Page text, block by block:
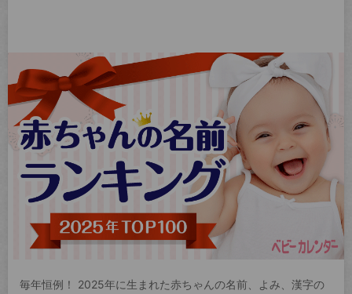
毎年恒例！ 2025年に生まれた赤ちゃんの名前、よみ、漢字の